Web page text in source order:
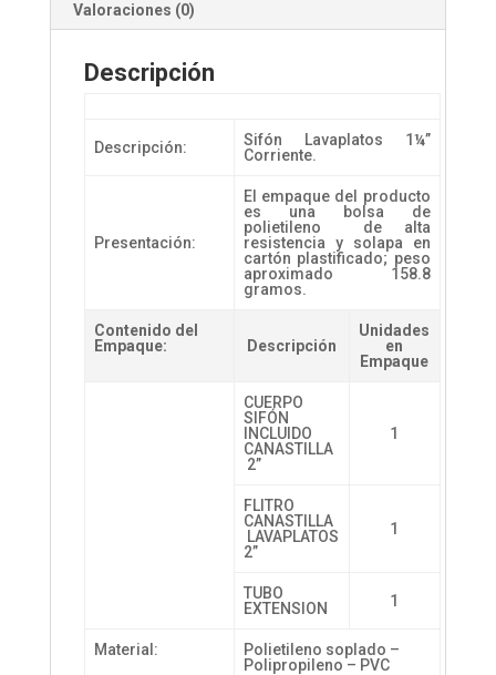
Valoraciones (0)
Descripción
Descripción:
Sifón Lavaplatos 1¼”
Corriente.
Presentación:
El empaque del producto
es una bolsa de
polietileno de alta
resistencia y solapa en
cartón plastificado; peso
aproximado 158.8
gramos.
Contenido del
Empaque:
Descripción
Unidades
en
Empaque
CUERPO
SIFÓN
INCLUIDO
CANASTILLA
2”
1
FLITRO
CANASTILLA
LAVAPLATOS
2”
1
TUBO
EXTENSION
1
Material:
Polietileno soplado –
Polipropileno – PVC